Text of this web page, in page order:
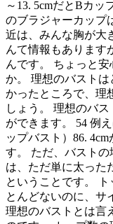
～13. 5cmだとBカ
のブラジャーカップ
近は、みんな胸が大
んて情報もあります
んです。 ちょっと
か。 理想のバスト
かったところで、理
しょう。 理想のバ
ができます。 54 例
ップバスト）86.
す。 ただ、バスト
は、ただ単に太った
ということです。
とんどないのに、サ
理想のバストとは言